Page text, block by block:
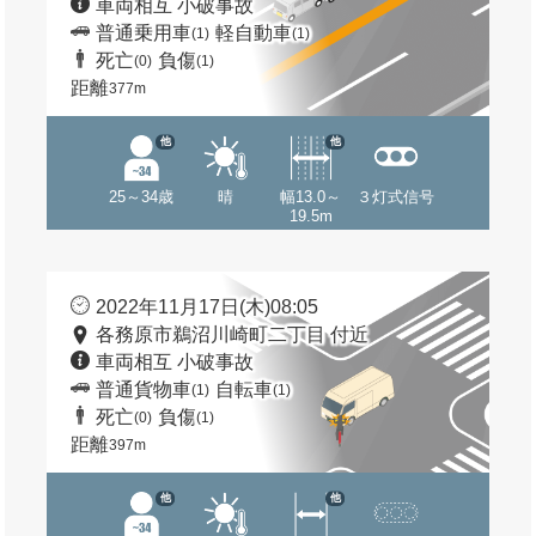
車両相互 小破事故
普通乗用車(1) 軽自動車(1)
死亡(0) 負傷(1)
距離377m
25～34歳
他
晴
幅13.0～
19.5m
他
３灯式信号
2022年11月17日(木)08:05
各務原市鵜沼川崎町二丁目 付近
車両相互 小破事故
普通貨物車(1) 自転車(1)
死亡(0) 負傷(1)
距離397m
他 他